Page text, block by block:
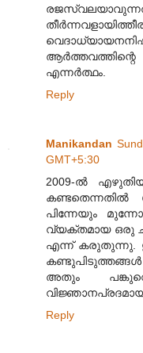
എന്നര്‍ത്ഥം.
Reply
Manikandan
GMT+5:30
2009-ൽ
കണ്ടതെന്നതിൽ
പിന്നേയും
വ്യക്തമായ ഒരു
എന്ന് കരുതുന്നു.
കണ്ടുപിടുത്തങ്ങൾ
അതും
Reply